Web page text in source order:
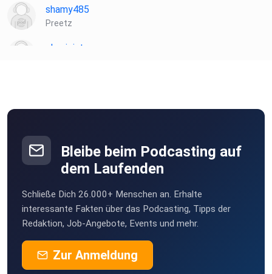
shamy485
Preetz
physicist
Schlangenbad
KaStmade
Schwabmünchen
andi.haseneder
Rebeccamj
Regensburg
Bleibe beim Podcasting auf
dem Laufenden
Schließe Dich 26.000+ Menschen an. Erhalte
interessante Fakten über das Podcasting, Tipps der
Redaktion, Job-Angebote, Events und mehr.
Zur Anmeldung